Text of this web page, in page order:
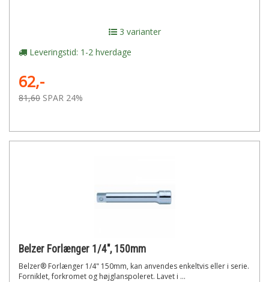
3 varianter
Leveringstid: 1-2 hverdage
62,-
81,60 SPAR 24%
Belzer Forlænger 1/4", 150mm
Belzer® Forlænger 1/4" 150mm, kan anvendes enkeltvis eller i serie.
Forniklet, forkromet og højglanspoleret. Lavet i ...